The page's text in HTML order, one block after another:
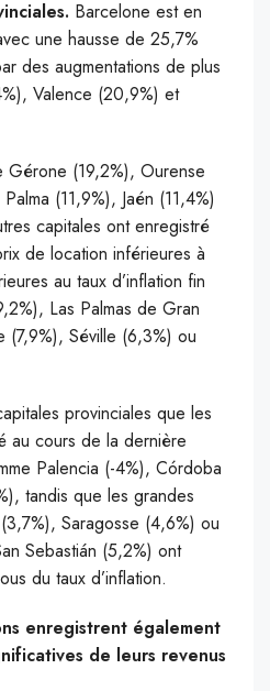
Barcelone est en
une hausse de 25,7%
des augmentations de plus
Valence (20,9%) et
(19,2%), Ourense
(11,9%), Jaén (11,4%)
capitales ont enregistré
de location inférieures à
au taux d’inflation fin
Las Palmas de Gran
(7,9%), Séville (6,3%) ou
provinciales que les
au cours de la dernière
Palencia (-4%), Córdoba
tandis que les grandes
Saragosse (4,6%) ou
Sebastián (5,2%) ont
du taux d’inflation.
enregistrent également
de leurs revenus